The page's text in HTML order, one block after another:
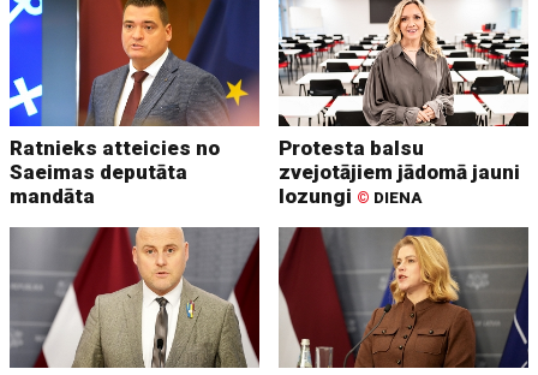
Ratnieks atteicies no
Saeimas deputāta
mandāta
Protesta balsu
zvejotājiem jādomā jauni
lozungi © DIENA